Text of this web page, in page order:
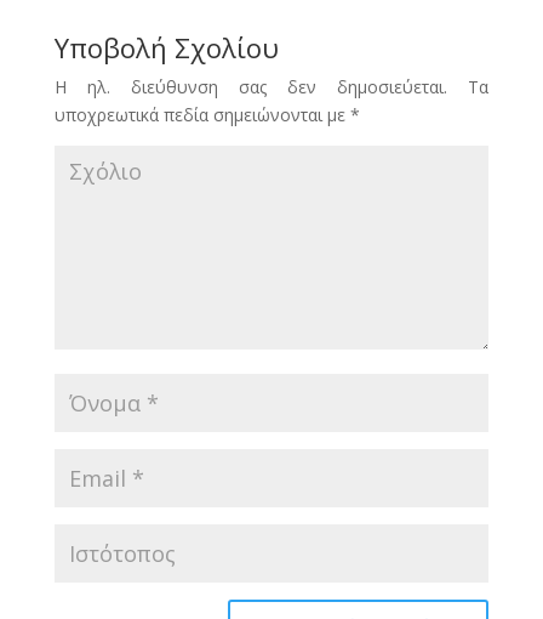
Υποβολή Σχολίου
Η ηλ. διεύθυνση σας δεν δημοσιεύεται. Τα
υποχρεωτικά πεδία σημειώνονται με *